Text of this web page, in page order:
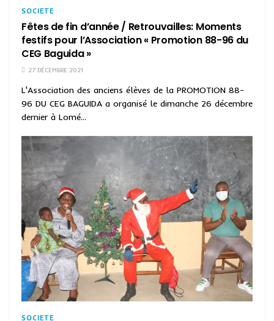
SOCIETE
Fêtes de fin d’année / Retrouvailles: Moments
festifs pour l’Association « Promotion 88-96 du
CEG Baguida »
27 DÉCEMBRE 2021
L'Association des anciens élèves de la PROMOTION 88-
96 DU CEG BAGUIDA a organisé le dimanche 26 décembre
dernier à Lomé...
SOCIETE